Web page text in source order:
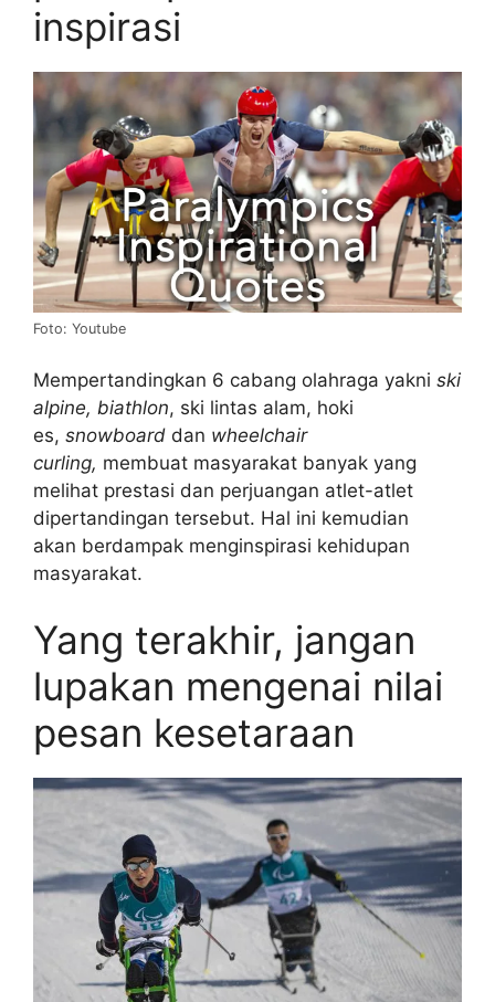
inspirasi
Foto: Youtube
Mempertandingkan 6 cabang olahraga yakni ski
alpine, biathlon, ski lintas alam, hoki
es, snowboard dan wheelchair
curling, membuat masyarakat banyak yang
melihat prestasi dan perjuangan atlet-atlet
dipertandingan tersebut. Hal ini kemudian
akan berdampak menginspirasi kehidupan
masyarakat.
Yang terakhir, jangan
lupakan mengenai nilai
pesan kesetaraan